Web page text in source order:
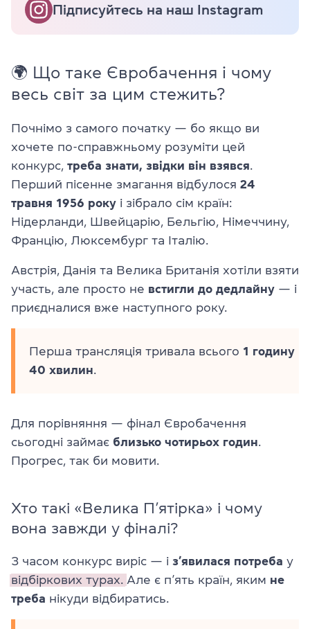
Підписуйтесь на наш Instagram
🌍 Що таке Євробачення і чому
весь світ за цим стежить?
Почнімо з самого початку — бо якщо ви
хочете по-справжньому розуміти цей
конкурс, треба знати, звідки він взявся.
Перший пісенне змагання відбулося 24
травня 1956 року і зібрало сім країн:
Нідерланди, Швейцарію, Бельгію, Німеччину,
Францію, Люксембург та Італію.
Австрія, Данія та Велика Британія хотіли взяти
участь, але просто не встигли до дедлайну — і
приєдналися вже наступного року.
Перша трансляція тривала всього 1 годину
40 хвилин.
Для порівняння — фінал Євробачення
сьогодні займає близько чотирьох годин.
Прогрес, так би мовити.
Хто такі «Велика П’ятірка» і чому
вона завжди у фіналі?
З часом конкурс виріс — і з’явилася потреба у
відбіркових турах. Але є п’ять країн, яким не
треба нікуди відбиратись.